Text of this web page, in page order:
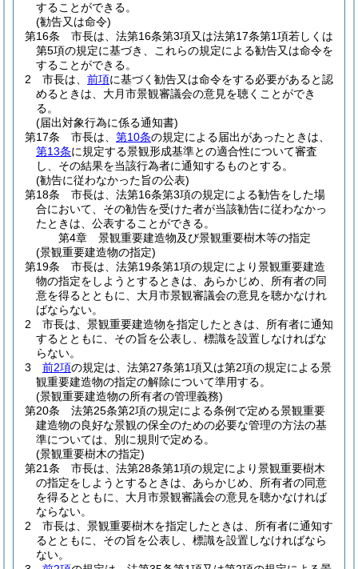
することができる。
(勧告又は命令)
第16条
市長は、法第16条第3項又は法第17条第1項若しくは
第5項の規定に基づき、これらの規定による勧告又は命令を
することができる。
2
市長は、 前項に基づく勧告又は命令をする必要があると認
めるときは、大月市景観審議会の意見を聴くことができ
る。
(届出対象行為に係る通知書)
第17条
市長は、 第10条の規定による届出があったときは、
第13条に規定する景観形成基準との適合性について審査
し、その結果を当該行為者に通知するものとする。
(勧告に従わなかった旨の公表)
第18条
市長は、法第16条第3項の規定による勧告をした場
合において、その勧告を受けた者が当該勧告に従わなかっ
たときは、公表することができる。
第4章
景観重要建造物及び景観重要樹木等の指定
(景観重要建造物の指定)
第19条
市長は、法第19条第1項の規定により景観重要建造
物の指定をしようとするときは、あらかじめ、所有者の同
意を得るとともに、大月市景観審議会の意見を聴かなけれ
ばならない。
2
市長は、景観重要建造物を指定したときは、所有者に通知
するとともに、その旨を公表し、標識を設置しなければな
らない。
3
前2項の規定は、法第27条第1項又は第2項の規定による景
観重要建造物の指定の解除について準用する。
(景観重要建造物の所有者の管理義務)
第20条
法第25条第2項の規定による条例で定める景観重要
建造物の良好な景観の保全のための必要な管理の方法の基
準については、別に規則で定める。
(景観重要樹木の指定)
第21条
市長は、法第28条第1項の規定により景観重要樹木
の指定をしようとするときは、あらかじめ、所有者の同意
を得るとともに、大月市景観審議会の意見を聴かなければ
ならない。
2
市長は、景観重要樹木を指定したときは、所有者に通知す
るとともに、その旨を公表し、標識を設置しなければなら
ない。